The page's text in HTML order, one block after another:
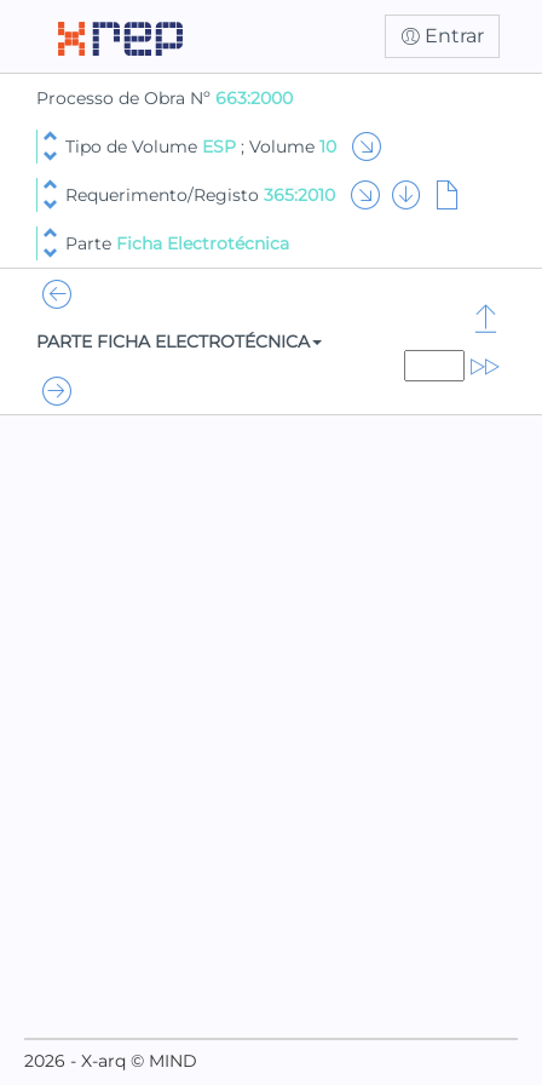
Entrar
Processo de Obra Nº 663:2000
Tipo de Volume ESP ; Volume 10
Requerimento/Registo 365:2010
Parte Ficha Electrotécnica
PARTE FICHA ELECTROTÉCNICA
2026 - X-arq © MIND